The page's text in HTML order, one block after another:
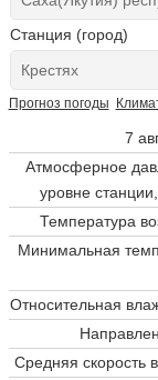
Станция (город)
Прогноз погоды
7
Атмосферное
уровне станции,
Температура
Минимальная
Относительная
Средняя скорость